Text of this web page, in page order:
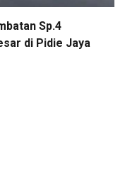
Sp.4
di Pidie Jaya